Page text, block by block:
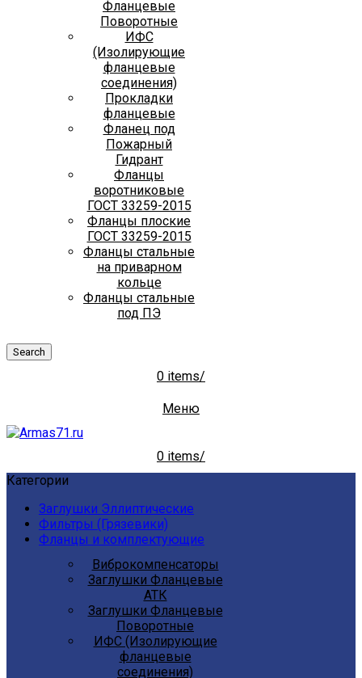
Фланцевые
Поворотные
ИФС
(Изолирующие
фланцевые
соединения)
Прокладки
фланцевые
Фланец под
Пожарный
Гидрант
Фланцы
воротниковые
ГОСТ 33259-2015
Фланцы плоские
ГОСТ 33259-2015
Фланцы стальные
на приварном
кольце
Фланцы стальные
под ПЭ
Search
0 items/
Меню
0 items/
Категории
Заглушки Эллиптические
Фильтры (Грязевики)
Фланцы и комплектующие
Виброкомпенсаторы
Заглушки Фланцевые
АТК
Заглушки Фланцевые
Поворотные
ИФС (Изолирующие
фланцевые
соединения)